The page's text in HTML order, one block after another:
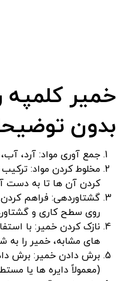
خمیر کلمپه
بدون
جمع آوری مواد: آرد،
مخلوط کردن مواد:
کردن آن ها تا به دست
گشتاوردهی: فراهم
روی سطح کاری و
نازک کردن خمیر: با
های مشابه، خمیر را به
برش دادن خمیر: برش
(معمولاً دایره ها یا